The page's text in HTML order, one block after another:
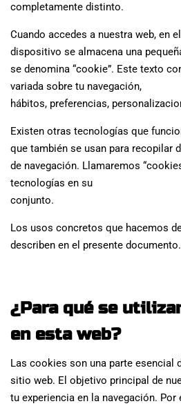
completamente distinto.
Cuando accedes a nuestra web, en
dispositivo se almacena una
se denomina “cookie”. Este texto
variada sobre tu navegación,
hábitos, preferencias,
Existen otras tecnologías que
que también se usan para recopilar
de navegación. Llamaremos
tecnologías en su
conjunto.
Los usos concretos que hacemos
describen en el presente documento.
¿Para qué se
en esta web?
Las cookies son una parte esencial
sitio web. El objetivo principal de
tu experiencia en la navegación. Por